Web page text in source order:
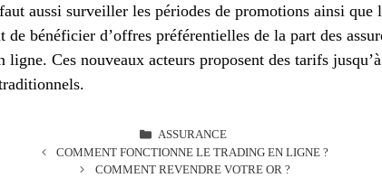
aussi surveiller les périodes de promotions ainsi que
de bénéficier d’offres préférentielles de la part des
ligne. Ces nouveaux acteurs proposent des tarifs
CATÉGORIES
ASSURANCE
COMMENT FONCTIONNE LE TRADING EN LIGNE ?
COMMENT REVENDRE VOTRE OR ?